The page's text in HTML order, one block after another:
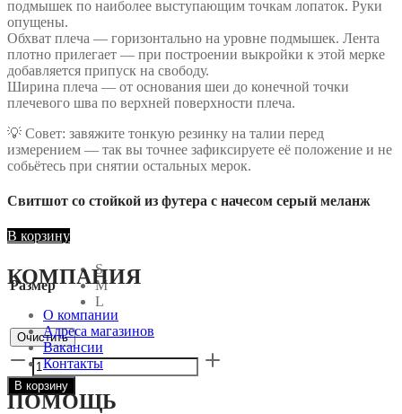
подмышек по наиболее выступающим точкам лопаток. Руки
опущены.
Обхват плеча — горизонтально на уровне подмышек. Лента
плотно прилегает — при построении выкройки к этой мерке
добавляется припуск на свободу.
Ширина плеча — от основания шеи до конечной точки
плечевого шва по верхней поверхности плеча.
💡 Совет: завяжите тонкую резинку на талии перед
измерением — так вы точнее зафиксируете её положение и не
собьётесь при снятии остальных мерок.
Свитшот со стойкой из футера с начесом серый меланж
В корзину
Размер
S
M
L
Очистить
Количество
товара
Свитшот
со
В корзину
КОМПАНИЯ
О компании
Адреса магазинов
Вакансии
Контакты
ПОМОЩЬ